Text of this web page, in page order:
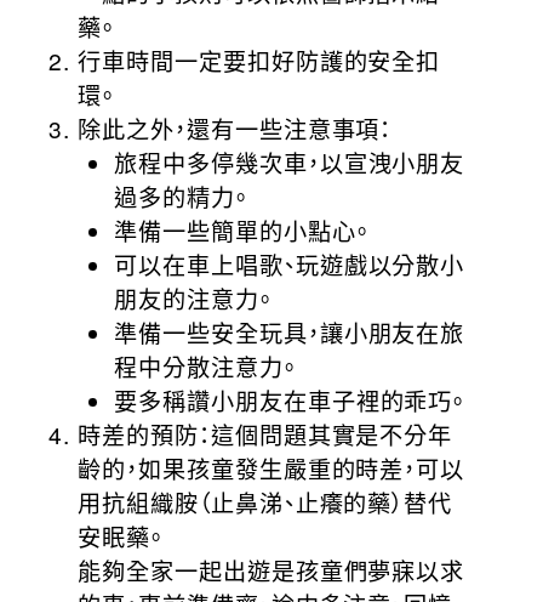
藥。
行車時間一定要扣好防護的安全扣
環。
除此之外，還有一些注意事項：
旅程中多停幾次車，以宣洩小朋友
過多的精力。
準備一些簡單的小點心。
可以在車上唱歌、玩遊戲以分散小
朋友的注意力。
準備一些安全玩具，讓小朋友在旅
程中分散注意力。
要多稱讚小朋友在車子裡的乖巧。
時差的預防：這個問題其實是不分年
齡的，如果孩童發生嚴重的時差，可以
用抗組織胺（止鼻涕、止癢的藥）替代
安眠藥。
能夠全家一起出遊是孩童們夢寐以求